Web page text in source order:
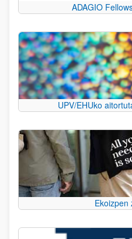
ADAGIO
UPV/EHUko
Ekoizpen